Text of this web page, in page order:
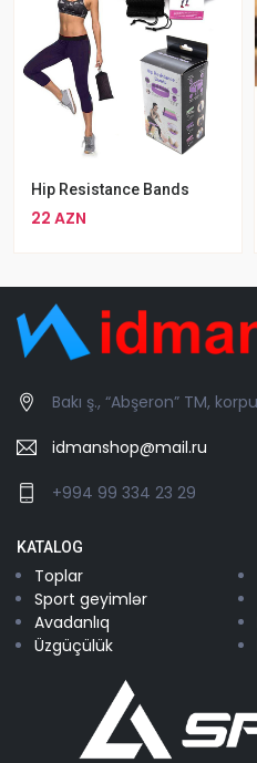
Hip Resistance Bands
22 AZN
Bakı ş., “Abşeron” TM,
idmanshop@mail.ru
+994 99 334 23 29
KATALOG
Toplar
Sport geyimlər
Avadanlıq
Üzgüçülük